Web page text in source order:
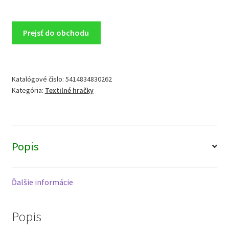
Prejsť do obchodu
Katalógové číslo: 5414834830262
Kategória: Textilné hračky
Popis
Ďalšie informácie
Popis